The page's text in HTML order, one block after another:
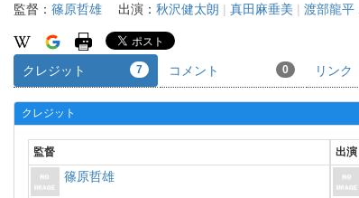
監督： 篠原哲雄 出演： 秋沢健太朗 | 真田麻垂美 | 渡部龍平
クレジット 7 コメント 0 リンク
クレジット
監督
篠原哲雄
出演